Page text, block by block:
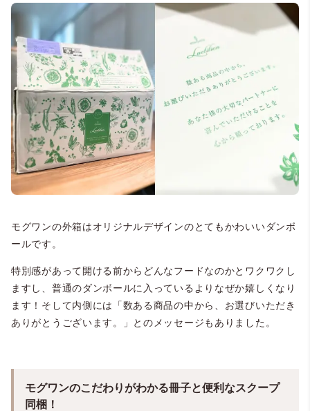
モグワンの外箱はオリジナルデザインのとてもかわいいダンボ
ールです。
特別感があって開ける前からどんなフードなのかとワクワクし
ますし、普通のダンボールに入っているよりなぜか嬉しくなり
ます！そして内側には「数ある商品の中から、お選びいただき
ありがとうございます。」とのメッセージもありました。
モグワンのこだわりがわかる冊子と便利なスクープ
同梱！